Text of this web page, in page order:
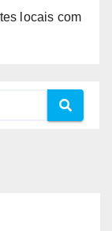
locais com